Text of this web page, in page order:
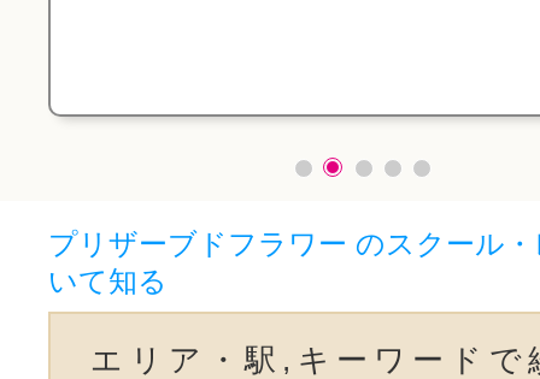
プリザーブドフラワー のスクール
いて知る
エリア・駅,キーワードで